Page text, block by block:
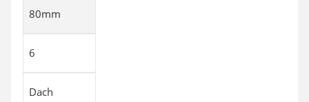
80mm
6
Dach